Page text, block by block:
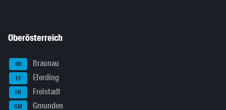
Oberösterreich
BR Braunau
EF Eferding
FR Freistadt
GM Gmunden